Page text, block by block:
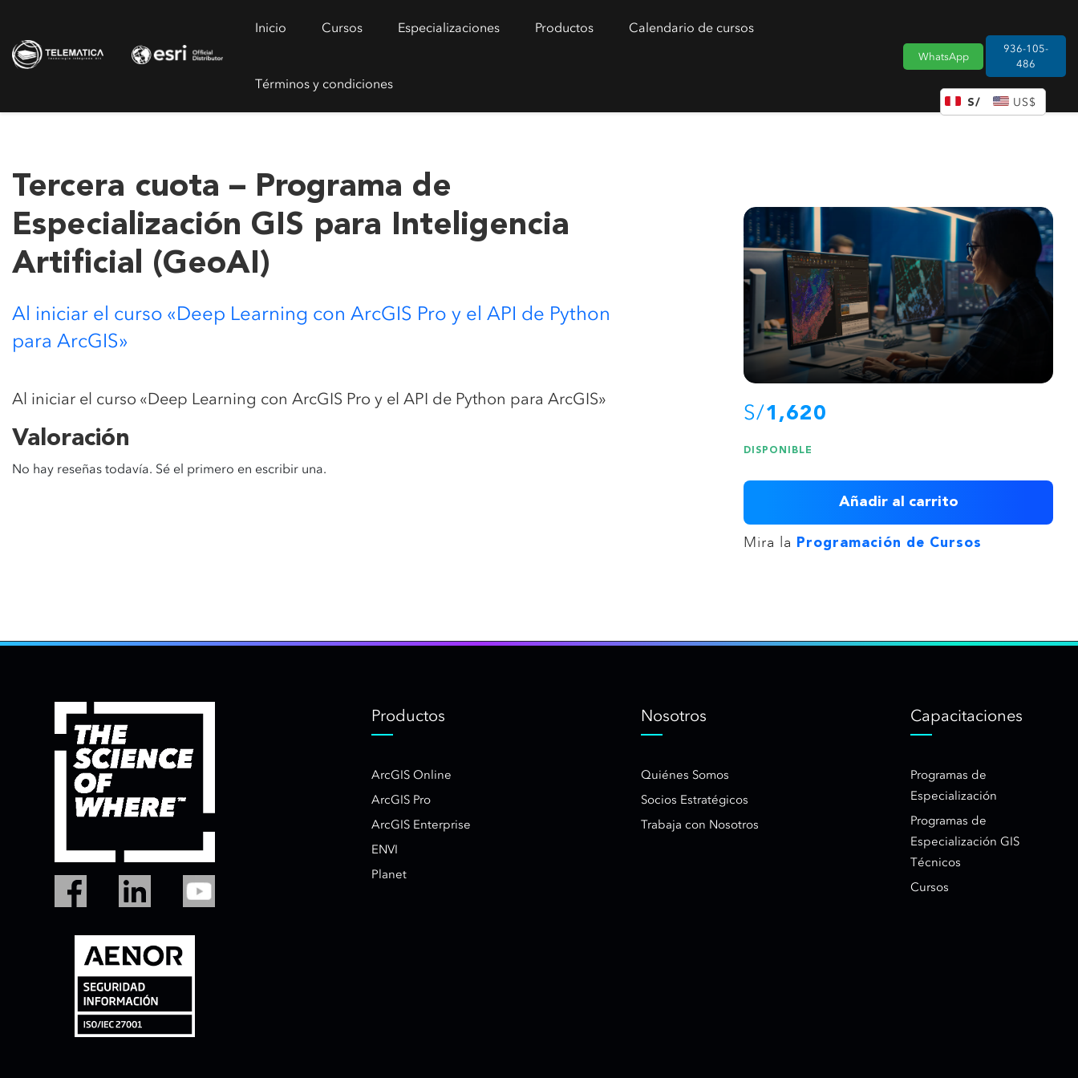
Inicio Cursos Especializaciones Productos Calendario de cursos
Términos y condiciones
WhatsApp
936-105-
486
Tercera cuota – Programa de
Especialización GIS para Inteligencia
Artificial (GeoAI)
Al iniciar el curso «Deep Learning con ArcGIS Pro y el API de Python
para ArcGIS»
Al iniciar el curso «Deep Learning con ArcGIS Pro y el API de Python para ArcGIS»
Valoración
No hay reseñas todavía. Sé el primero en escribir una.
S/1,620
DISPONIBLE
Añadir al carrito
Mira la Programación de Cursos
Productos
ArcGIS Online
ArcGIS Pro
ArcGIS Enterprise
ENVI
Planet
Nosotros
Quiénes Somos
Socios Estratégicos
Trabaja con Nosotros
Capacitaciones
Programas de
Especialización
Programas de
Especialización GIS
Técnicos
Cursos